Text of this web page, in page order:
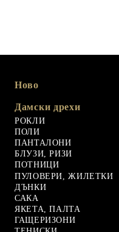
Ново
Дамски дрехи
РОКЛИ
ПОЛИ
ПАНТАЛОНИ
БЛУЗИ, РИЗИ
ПОТНИЦИ
ПУЛОВЕРИ, ЖИЛЕТКИ
ДЪНКИ
САКА
ЯКЕТА, ПАЛТА
ГАЩЕРИЗОНИ